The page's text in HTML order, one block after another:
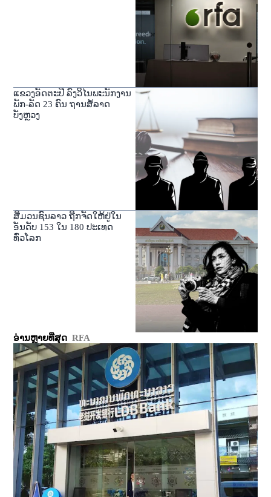
ແຂວງອັດຕະປື ລົງວິໄນພະນັກງານ
ພັກ-ລັດ 23 ຄົນ ຖານສໍ້ລາດ
ບັງຫຼວງ
ສື່ມວນຊົນລາວ ຖືກຈັດໃຫ້ຢູ່ໃນ
ອັນດັບ 153 ໃນ 180 ປະເທດ
ທົ່ວໂລກ
ອ່ານຫຼາຍທີ່ສຸດ RFA